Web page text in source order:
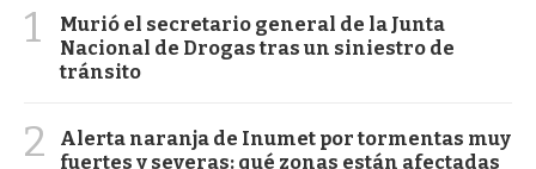
1
Murió el secretario general de la Junta
Nacional de Drogas tras un siniestro de
tránsito
2
Alerta naranja de Inumet por tormentas muy
fuertes y severas: qué zonas están afectadas